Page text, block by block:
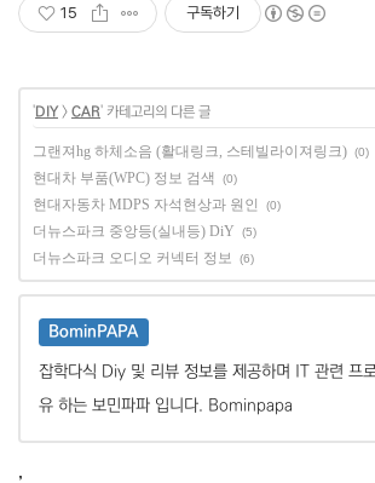
15 구독하기
'DIY> CAR' 카테고리의 다른 글
그랜져hg 하체소음 (활대링크, 스테빌라이져링크) (0)
현대차 부품(WPC) 정보 검색 (0)
현대자동차 MDPS 자석현상과 원인 (0)
더뉴스파크 중앙등(실내등) DiY (5)
더뉴스파크 오디오 커넥터 정보 (6)
BominPAPA
잡학다식 Diy 및 리뷰 정보를 제공하며 IT 관련 프
유 하는 보민파파 입니다. Bominpapa
,